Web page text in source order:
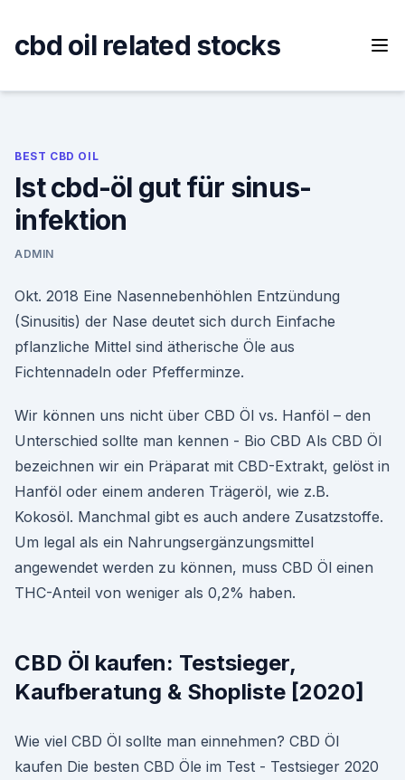
content
cbd oil related stocks
BEST CBD OIL
Ist cbd-öl gut für sinus-
infektion
ADMIN
Okt. 2018 Eine Nasennebenhöhlen Entzündung
(Sinusitis) der Nase deutet sich durch Einfache
pflanzliche Mittel sind ätherische Öle aus
Fichtennadeln oder Pfefferminze.
Wir können uns nicht über CBD Öl vs. Hanföl – den
Unterschied sollte man kennen - Bio CBD Als CBD Öl
bezeichnen wir ein Präparat mit CBD-Extrakt, gelöst in
Hanföl oder einem anderen Trägeröl, wie z.B.
Kokosöl. Manchmal gibt es auch andere Zusatzstoffe.
Um legal als ein Nahrungsergänzungsmittel
angewendet werden zu können, muss CBD Öl einen
THC-Anteil von weniger als 0,2% haben.
CBD Öl kaufen: Testsieger,
Kaufberatung & Shopliste [2020]
Wie viel CBD Öl sollte man einnehmen? CBD Öl
kaufen Die besten CBD Öle im Test - Testsieger 2020